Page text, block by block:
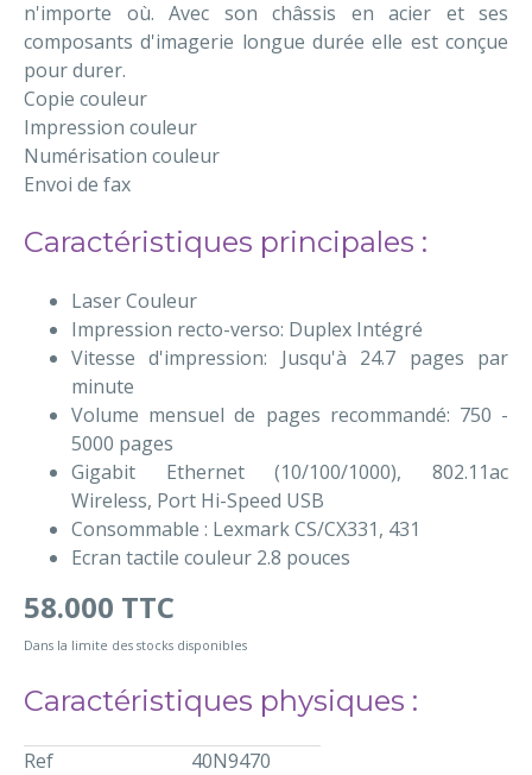
n'importe où. Avec son châssis en acier et ses
composants d'imagerie longue durée elle est conçue
pour durer.
Copie couleur
Impression couleur
Numérisation couleur
Envoi de fax
Caractéristiques principales :
Laser Couleur
Impression recto-verso: Duplex Intégré
Vitesse d'impression: Jusqu'à 24.7 pages par
minute
Volume mensuel de pages recommandé: 750 -
5000 pages
Gigabit Ethernet (10/100/1000), 802.11ac
Wireless, Port Hi-Speed USB
Consommable : Lexmark CS/CX331, 431
Ecran tactile couleur 2.8 pouces
58.000 TTC
Dans la limite des stocks disponibles
Caractéristiques physiques :
Ref
40N9470